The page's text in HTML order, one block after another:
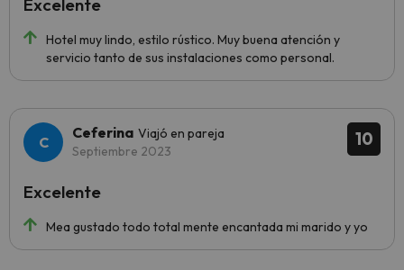
Hotel muy lindo, estilo rústico. Muy buena atención y
servicio tanto de sus instalaciones como personal.
Excelente
10
Ceferina Viajó en pareja
Septiembre 2023
Mea gustado todo total mente encantada mi marido y yo
Excelente